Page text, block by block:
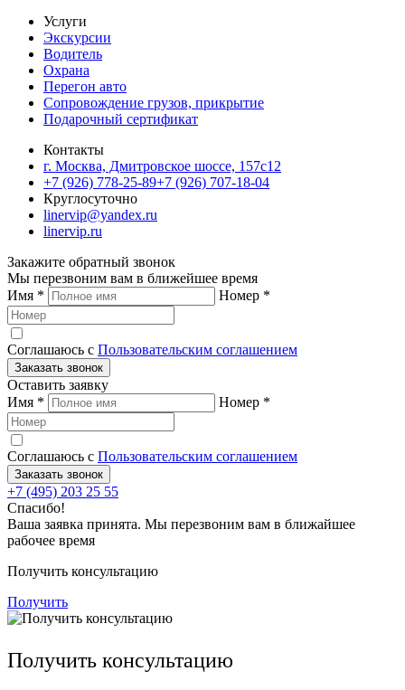
Услуги
Экскурсии
Водитель
Охрана
Перегон авто
Сопровождение грузов, прикрытие
Подарочный сертификат
Контакты
г. Москва, Дмитровское шоссе, 157c12
+7 (926) 778-25-89+7 (926) 707-18-04
Круглосуточно
linervip@yandex.ru
linervip.ru
Закажите обратный звонок
Мы перезвоним вам в ближейшее время
Имя * Номер *
Соглашаюсь с Пользовательским соглашением
Заказать звонок
Оставить заявку
Имя * Номер *
Соглашаюсь с Пользовательским соглашением
Заказать звонок
+7 (495) 203 25 55
Спасибо!
Ваша заявка принята. Мы перезвоним вам в ближайшее
рабочее время
Получить консультацию
Получить
Получить консультацию